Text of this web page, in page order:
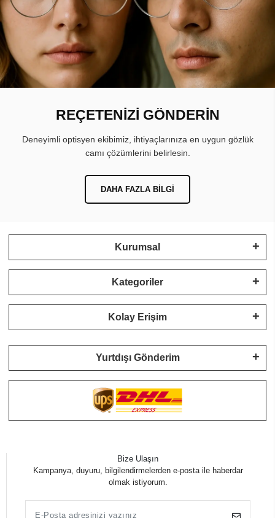
REÇETENİZİ GÖNDERİN
Deneyimli optisyen ekibimiz, ihtiyaçlarınıza en uygun gözlük
camı çözümlerini belirlesin.
DAHA FAZLA BILGI
Kurumsal
Kategoriler
Kolay Erişim
Yurtdışı Gönderim
Bize Ulaşın
Kampanya, duyuru, bilgilendirmelerden e-posta ile haberdar
olmak istiyorum.